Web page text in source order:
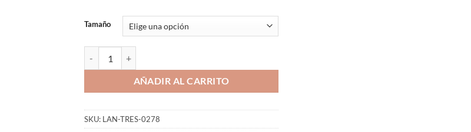
Tamaño
AÑADIR AL CARRITO
SKU: LAN-TRES-0278